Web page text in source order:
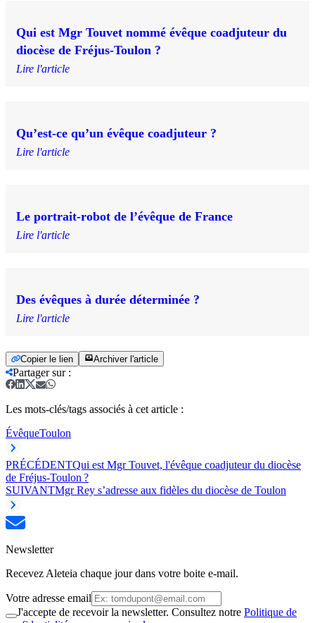
Qui est Mgr Touvet nommé évêque coadjuteur du
diocèse de Fréjus-Toulon ?
Lire l'article
Qu’est-ce qu’un évêque coadjuteur ?
Lire l'article
Le portrait-robot de l’évêque de France
Lire l'article
Des évêques à durée déterminée ?
Lire l'article
Copier le lien Archiver l'article
Partager sur:
Les mots-clés/tags associés à cet article :
ÉvêqueToulon
PRÉCÉDENTQui est Mgr Touvet, l'évêque coadjuteur du diocèse
de Fréjus-Toulon ?
SUIVANTMgr Rey s’adresse aux fidèles du diocèse de Toulon
Newsletter
Recevez Aleteia chaque jour dans votre boite e-mail.
Votre adresse email
J'accepte de recevoir la newsletter. Consultez notre Politique de